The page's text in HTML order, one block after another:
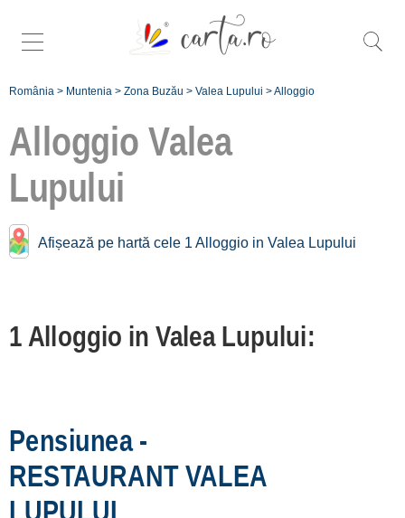
România > Muntenia > Zona Buzău > Valea Lupului >Alloggio
AlloggioValea
Lupului
Afișează pe hartă cele 1 Alloggio in Valea Lupului
1 Alloggio in Valea Lupului:
Pensiunea -
RESTAURANT VALEA
LUPULUI
Alloggio vicino a
Valea Lupului:
Chiojdu
[1 offers a 14.1 km]
Râmnicu Sărat